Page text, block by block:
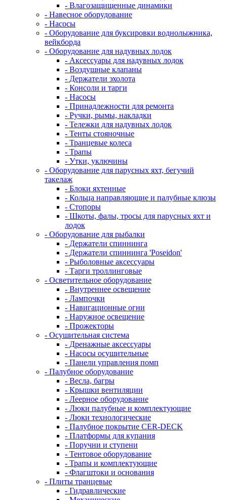
- Влагозащищенные динамики
- Навесное оборудование
- Насосы
- Оборудование для буксировки воднолыжника,
вейкборда
- Оборудование для надувных лодок
- Аксессуары для надувных лодок
- Воздушные клапаны
- Держатели эхолота
- Консоли и тарги
- Насосы
- Принадлежности для ремонта
- Ручки, рымы, накладки
- Тележки для надувных лодок
- Тенты стояночные
- Транцевые колеса
- Трапы
- Утки, уключины
- Оборудование для парусных яхт, бегучий
такелаж
- Блоки яхтенные
- Кольца направляющие и палубные клюзы
- Стопоры
- Шкоты, фалы, тросы для парусных яхт и
лодок
- Оборудование для рыбалки
- Держатели спиннинга
- Держатели спиннинга 'Poseidon'
- Рыболовные аксессуары
- Тарги троллинговые
- Осветительное оборудование
- Внутреннее освещение
- Лампочки
- Навигационные огни
- Наружное освещение
- Прожекторы
- Осушительная система
- Дренажные аксессуары
- Насосы осушительные
- Панели управления помп
- Палубное оборудование
- Весла, багры
- Крышки вентиляции
- Леерное оборудование
- Люки палубные и комплектующие
- Люки технологические
- Палубное покрытие CER-DECK
- Платформы для купания
- Поручни и ступени
- Тентовое оборудование
- Трапы и комплектующие
- Флагштоки и основания
- Плиты транцевые
- Гидравлические